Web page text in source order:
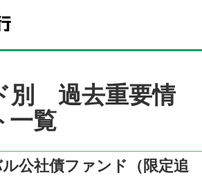
別 過去重要情
一覧
公社債ファンド（限定追